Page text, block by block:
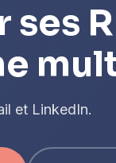
et LinkedIn.